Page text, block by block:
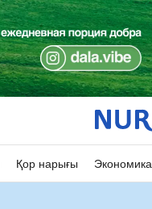
Қор нарығы Экономика